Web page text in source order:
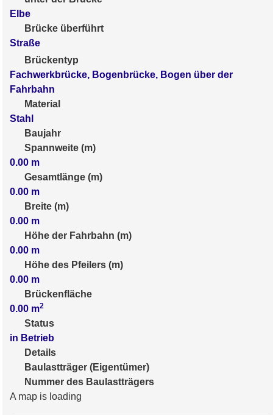
Elbe
Brücke überführt
Straße
Brückentyp
Fachwerkbrücke, Bogenbrücke, Bogen über der
Fahrbahn
Material
Stahl
Baujahr
Spannweite (m)
0.00 m
Gesamtlänge (m)
0.00 m
Breite (m)
0.00 m
Höhe der Fahrbahn (m)
0.00 m
Höhe des Pfeilers (m)
0.00 m
Brückenfläche
0.00 m2
Status
in Betrieb
Details
Baulastträger (Eigentümer)
Nummer des Baulastträgers
A map is loading